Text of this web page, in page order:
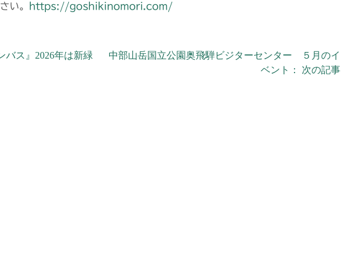
い。 https://goshikinomori.com/
バス』2026年は新緑
中部山岳国立公園奥飛騨ビジターセンター ５月のイ
ベント： 次の記事